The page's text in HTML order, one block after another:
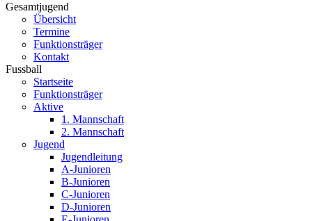
Gesamtjugend
Übersicht
Termine
Funktionsträger
Kontakt
Fussball
Startseite
Funktionsträger
Aktive
1. Mannschaft
2. Mannschaft
Jugend
Jugendleitung
A-Junioren
B-Junioren
C-Junioren
D-Junioren